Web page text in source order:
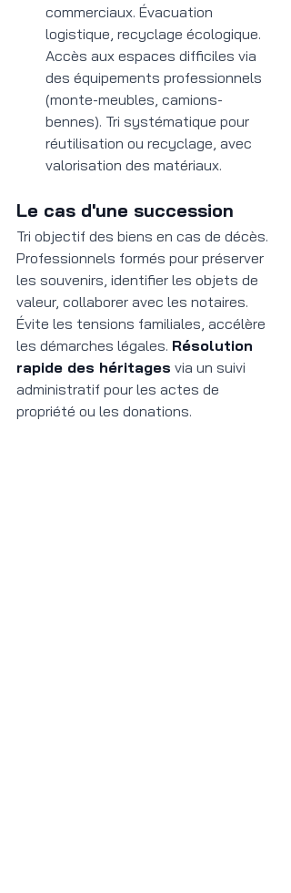
commerciaux. Évacuation
logistique, recyclage écologique.
Accès aux espaces difficiles via
des équipements professionnels
(monte-meubles, camions-
bennes). Tri systématique pour
réutilisation ou recyclage, avec
valorisation des matériaux.
Le cas d'une succession
Tri objectif des biens en cas de décès.
Professionnels formés pour préserver
les souvenirs, identifier les objets de
valeur, collaborer avec les notaires.
Évite les tensions familiales, accélère
les démarches légales. Résolution
rapide des héritages via un suivi
administratif pour les actes de
propriété ou les donations.